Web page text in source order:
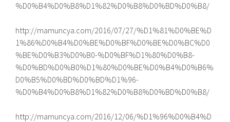
%D0%B4%D0%B8%D1%82%D0%B8%D0%BD%D0%B8/
http://mamuncya.com/2016/07/27/%D1%81%D0%BE%D
1%86%D0%B4%D0%BE%D0%BF%D0%BE%D0%BC%D0
%BE%D0%B3%D0%B0-%D0%BF%D1%80%D0%B8-
%D0%BD%D0%B0%D1%80%D0%BE%D0%B4%D0%B6%
D0%B5%D0%BD%D0%BD%D1%96-
%D0%B4%D0%B8%D1%82%D0%B8%D0%BD%D0%B8/
http://mamuncya.com/2016/12/06/%D1%96%D0%B4%D